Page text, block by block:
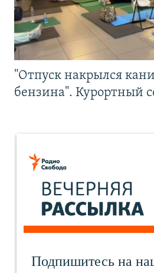
"Отпуск накрылся
бензина". Курортный